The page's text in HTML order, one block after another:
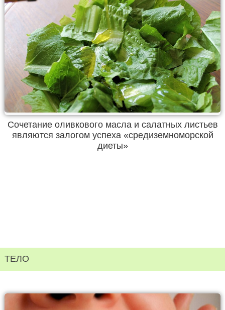
Сочетание оливкового масла и салатных листьев
являются залогом успеха «средиземноморской
диеты»
ТЕЛО